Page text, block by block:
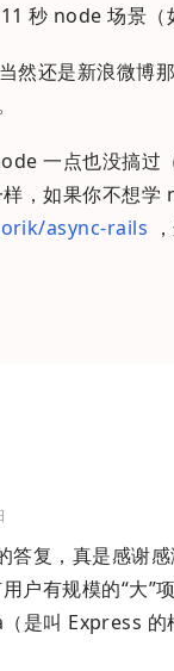
秒 node 场景（
然还是新浪微博
一点也没搞
，如果你不想
async-rails
答复，真是感谢
户有规模的“大
是叫 Express